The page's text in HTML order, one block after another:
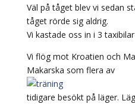
Väl på tåget blev vi sedan
tåget rörde sig aldrig.
Vi kastade oss in i 3
Vi flög mot Kroatien och
Makarska som flera av
tidigare besökt på läger.